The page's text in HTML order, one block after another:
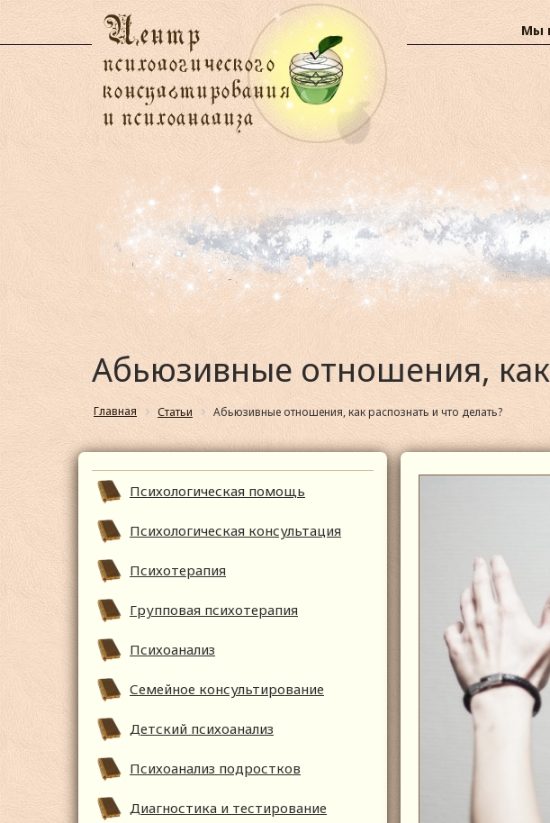
Мы
Абьюзивные отношения,
Главная Статьи Абьюзивные отношения, как распознать и что делать?
Психологическая помощь
Психологическая консультация
Психотерапия
Групповая психотерапия
Психоанализ
Семейное консультирование
Детский психоанализ
Психоанализ подростков
Диагностика и тестирование